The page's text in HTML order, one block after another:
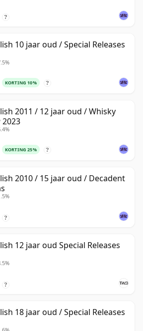
?
10 jaar oud / Special Releases
KORTING 10% ?
2011 / 12 jaar oud / Whisky
2023
KORTING 25% ?
2010 / 15 jaar oud / Decadent
?
12 jaar oud Special Releases
?
18 jaar oud / Special Releases